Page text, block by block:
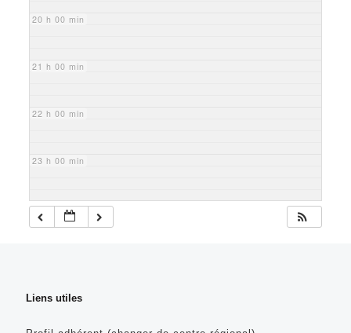
20 h 00 min
21 h 00 min
22 h 00 min
23 h 00 min
Liens utiles